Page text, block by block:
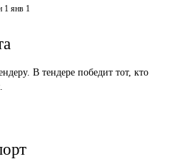
1 янв 1
В тендере победит тот, кто